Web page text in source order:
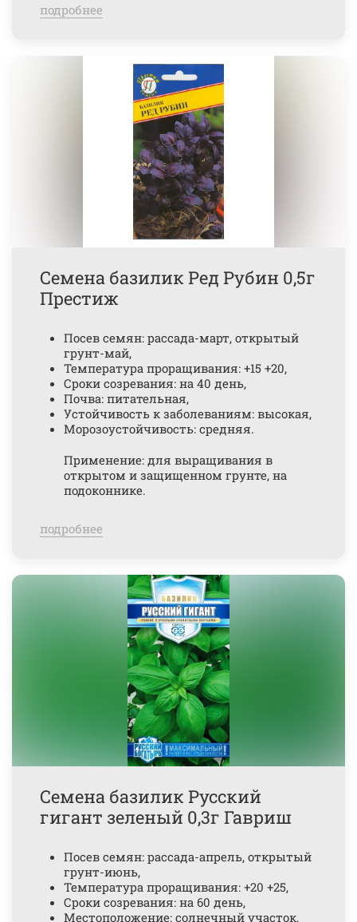
подробнее
Семена базилик Ред Рубин 0,5г
Престиж
Посев семян: рассада-март, открытый
грунт-май,
Температура проращивания: +15 +20,
Сроки созревания: на 40 день,
Почва: питательная,
Устойчивость к заболеваниям: высокая,
Морозоустойчивость: средняя.
Применение: для выращивания в
открытом и защищенном грунте, на
подоконнике.
подробнее
Семена базилик Русский
гигант зеленый 0,3г Гавриш
Посев семян: рассада-апрель, открытый
грунт-июнь,
Температура проращивания: +20 +25,
Сроки созревания: на 60 день,
Местоположение: солнечный участок,